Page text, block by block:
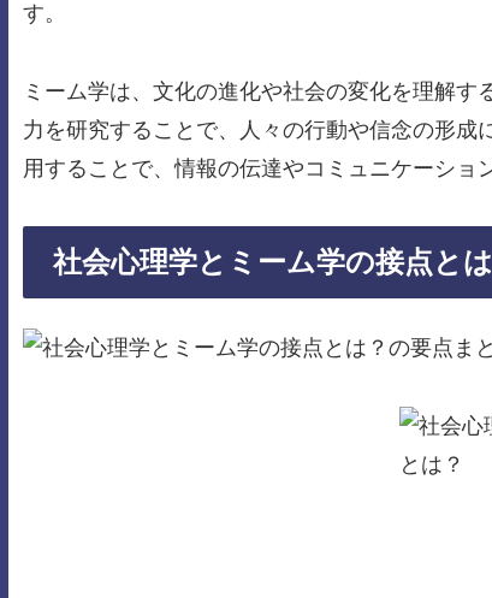
す。
ミーム学は、文化の進化や社会の変化を理解
力を研究することで、人々の行動や信念の形
用することで、情報の伝達やコミュニケーショ
社会心理学とミーム学の接点と